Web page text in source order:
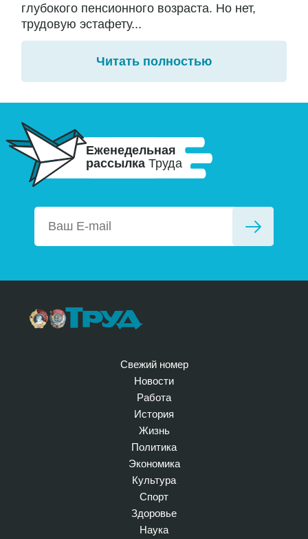
глубокого пенсионного возраста. Но нет,
трудовую эстафету...
Читать полностью
Еженедельная
рассылка Труда
Свежий номер
Новости
Работа
История
Жизнь
Политика
Экономика
Культура
Спорт
Здоровье
Наука